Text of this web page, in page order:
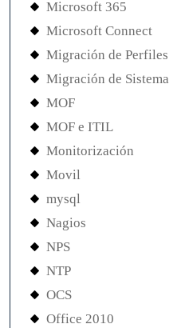
Microsoft 365
Microsoft Connect
Migración de Perfiles
Migración de Sistema
MOF
MOF e ITIL
Monitorización
Movil
mysql
Nagios
NPS
NTP
OCS
Office 2010